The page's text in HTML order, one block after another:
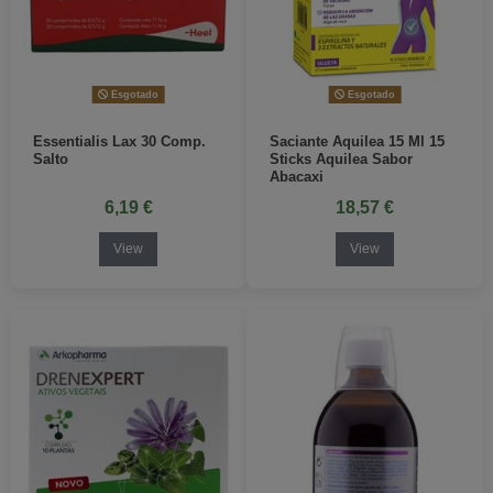
Esgotado
Essentialis Lax 30 Comp.
Salto
6,19 €
View
Esgotado
Saciante Aquilea 15 Ml 15
Sticks Aquilea Sabor
Abacaxi
18,57 €
View